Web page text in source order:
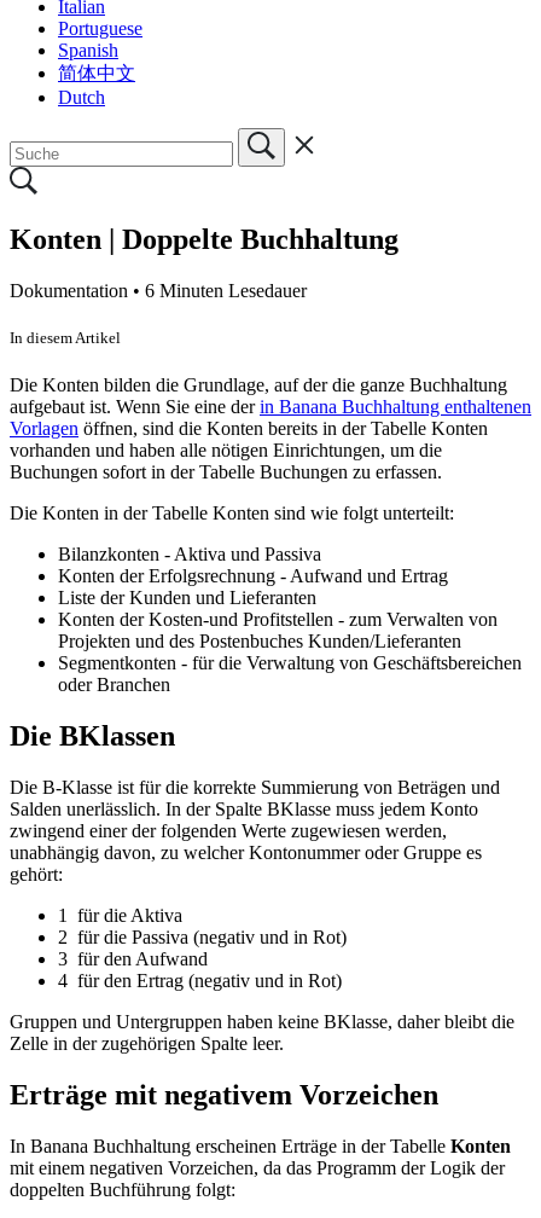
Italian
Portuguese
Spanish
简体中文
Dutch
Konten | Doppelte Buchhaltung
Dokumentation • 6 Minuten Lesedauer
In diesem Artikel
Die Konten bilden die Grundlage, auf der die ganze Buchhaltung
aufgebaut ist. Wenn Sie eine derin Banana Buchhaltung enthaltenen
Vorlagen öffnen, sind die Konten bereits in der Tabelle Konten
vorhanden und haben alle nötigen Einrichtungen, um die
Buchungen sofort in der Tabelle Buchungen zu erfassen.
Die Konten in der Tabelle Konten sind wie folgt unterteilt:
Bilanzkonten - Aktiva und Passiva
Konten der Erfolgsrechnung - Aufwand und Ertrag
Liste der Kunden und Lieferanten
Konten der Kosten-und Profitstellen - zum Verwalten von
Projekten und des Postenbuches Kunden/Lieferanten
Segmentkonten - für die Verwaltung von Geschäftsbereichen
oder Branchen
Die BKlassen
Die B-Klasse ist für die korrekte Summierung von Beträgen und
Salden unerlässlich. In der Spalte BKlasse muss jedem Konto
zwingend einer der folgenden Werte zugewiesen werden,
unabhängig davon, zu welcher Kontonummer oder Gruppe es
gehört:
1 für die Aktiva
2 für die Passiva (negativ und in Rot)
3 für den Aufwand
4 für den Ertrag (negativ und in Rot)
Gruppen und Untergruppen haben keine BKlasse, daher bleibt die
Zelle in der zugehörigen Spalte leer.
Erträge mit negativem Vorzeichen
In Banana Buchhaltung erscheinen Erträge in der Tabelle Konten
mit einem negativen Vorzeichen, da das Programm der Logik der
doppelten Buchführung folgt: